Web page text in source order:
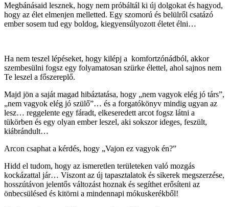
Megbánásaid lesznek, hogy nem próbáltál ki új dolgokat és hagyod,
hogy az élet elmenjen melletted. Egy szomorú és belülről csatázó
ember sosem tud egy boldog, kiegyensúlyozott életet élni…
Ha nem teszel lépéseket, hogy kilépj a komfortzónádból, akkor
szembesülni fogsz egy folyamatosan szürke élettel, ahol sajnos nem
Te leszel a főszereplő.
Majd jön a saját magad hibáztatása, hogy „nem vagyok elég jó társ”,
„nem vagyok elég jó szülő”… és a forgatókönyv mindig ugyan az
lesz… reggelente egy fáradt, elkeseredett arcot fogsz látni a
tükörben és egy olyan ember leszel, aki sokszor ideges, feszült,
kiábrándult…
Arcon csaphat a kérdés, hogy „Vajon ez vagyok én?”
Hidd el tudom, hogy az ismeretlen területeken való mozgás
kockázattal jár… Viszont az új tapasztalatok és sikerek megszerzése,
hosszútávon jelentős változást hoznak és segíthet erősíteni az
önbecsülésed és kitörni a mindennapi mókuskerékből!